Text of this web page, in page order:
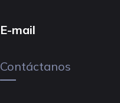
E-mail
Contáctanos